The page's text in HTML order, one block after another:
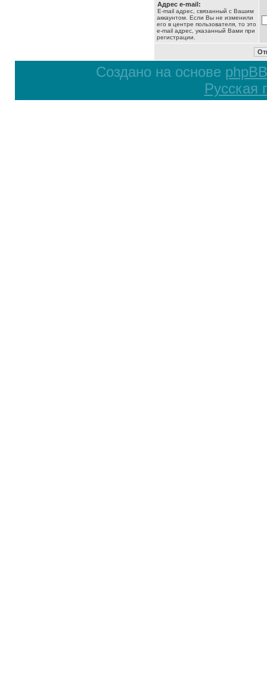
Адрес e-mail:
E-mail адрес, связанный с Вашим
аккаунтом. Если Вы не изменили
его в центре пользователя, то это
e-mail адрес, указанный Вами при
регистрации.
Создано на основе phpBB
Русская